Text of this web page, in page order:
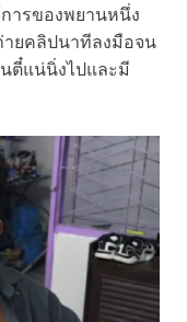
ารของพยานหนึ่ง
ายคลิปนาทีลงมือจน
ตี๋แน่นิ่งไปและมี